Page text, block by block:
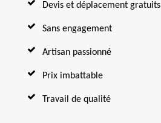
Devis et déplacement gratuits
Sans engagement
Artisan passionné
Prix imbattable
Travail de qualité